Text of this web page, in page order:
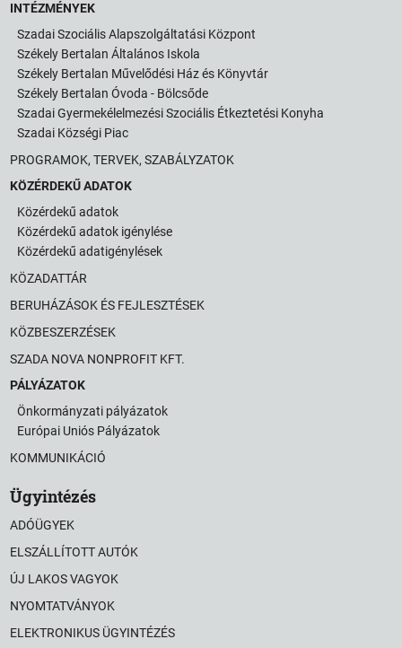
INTÉZMÉNYEK
Szadai Szociális Alapszolgáltatási Központ
Székely Bertalan Általános Iskola
Székely Bertalan Művelődési Ház és Könyvtár
Székely Bertalan Óvoda - Bölcsőde
Szadai Gyermekélelmezési Szociális Étkeztetési Konyha
Szadai Községi Piac
PROGRAMOK, TERVEK, SZABÁLYZATOK
KÖZÉRDEKŰ ADATOK
Közérdekű adatok
Közérdekű adatok igénylése
Közérdekű adatigénylések
KÖZADATTÁR
BERUHÁZÁSOK ÉS FEJLESZTÉSEK
KÖZBESZERZÉSEK
SZADA NOVA NONPROFIT KFT.
PÁLYÁZATOK
Önkormányzati pályázatok
Európai Uniós Pályázatok
KOMMUNIKÁCIÓ
Ügyintézés
ADÓÜGYEK
ELSZÁLLÍTOTT AUTÓK
ÚJ LAKOS VAGYOK
NYOMTATVÁNYOK
ELEKTRONIKUS ÜGYINTÉZÉS